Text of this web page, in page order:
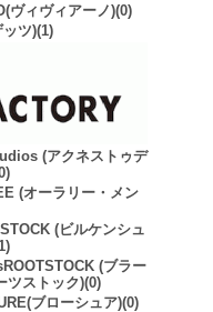
ヴィヴィアーノ)(0)
ツ)(1)
(アクネストゥデ
(オーラリー・メン
(ビルケンシュ
(ブラー
ツストック)(0)
ブローシュア)(0)